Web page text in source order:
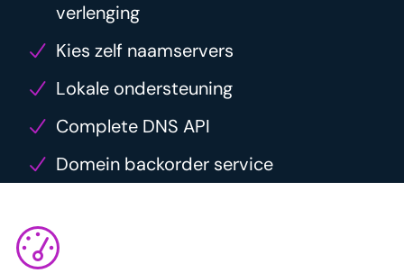
verlenging
Kies zelf naamservers
Lokale ondersteuning
Complete DNS API
Domein backorder service